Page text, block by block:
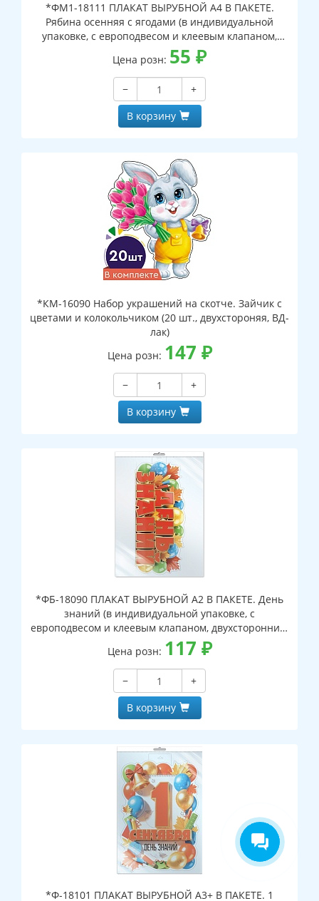
*ФМ1-18111 ПЛАКАТ ВЫРУБНОЙ А4 В ПАКЕТЕ.
Рябина осенняя с ягодами (в индивидуальной
упаковке, с европодвесом и клеевым клапаном,
двухсторонний, ВД-лак)
Цена розн: 55 ₽
−
+
В корзину
*КМ-16090 Набор украшений на скотче. Зайчик с
цветами и колокольчиком (20 шт., двухстороняя, ВД-
лак)
Цена розн: 147 ₽
−
+
В корзину
*ФБ-18090 ПЛАКАТ ВЫРУБНОЙ А2 В ПАКЕТЕ. День
знаний (в индивидуальной упаковке, с
европодвесом и клеевым клапаном, двухсторонний,
ВД-лак)
Цена розн: 117 ₽
−
+
В корзину
*Ф-18101 ПЛАКАТ ВЫРУБНОЙ А3+ В ПАКЕТЕ. 1